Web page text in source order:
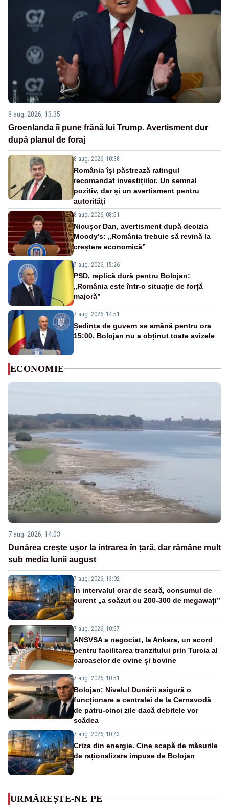
8 aug. 2026, 13:35
Groenlanda îi pune frână lui Trump. Avertisment dur
după planul de foraj
8 aug. 2026, 10:38
România își păstrează ratingul
recomandat investițiilor. Un semnal
pozitiv, dar și un avertisment pentru
autorități
8 aug. 2026, 08:51
Nicușor Dan, avertisment după decizia
Moody’s: „România trebuie să revină la
creștere economică”
7 aug. 2026, 15:26
PSD, replică dură pentru Bolojan:
„România este într-o situație de forță
majoră”
7 aug. 2026, 14:51
Ședința de guvern se amână pentru ora
15:00. Bolojan nu a obținut toate avizele
ECONOMIE
7 aug. 2026, 14:03
Dunărea crește ușor la intrarea în țară, dar rămâne mult
sub media lunii august
7 aug. 2026, 13:02
În intervalul orar de seară, consumul de
curent „a scăzut cu 200-300 de megawați”
7 aug. 2026, 10:57
ANSVSA a negociat, la Ankara, un acord
pentru facilitarea tranzitului prin Turcia al
carcaselor de ovine și bovine
7 aug. 2026, 10:51
Bolojan: Nivelul Dunării asigură o
funcționare a centralei de la Cernavodă
de patru-cinci zile dacă debitele vor
scădea
7 aug. 2026, 10:43
Criza din energie. Cine scapă de măsurile
de raționalizare impuse de Bolojan
URMĂREȘTE-NE PE